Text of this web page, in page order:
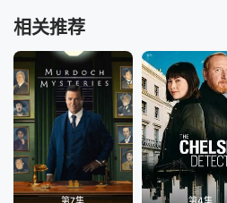
相关推荐
第7集 第4集